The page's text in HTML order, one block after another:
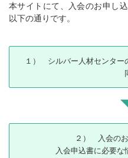
本サイトにて、入会のお申し
以下の通りです。
１） シルバー人材センター
２） 入会の
入会申込書に必要な